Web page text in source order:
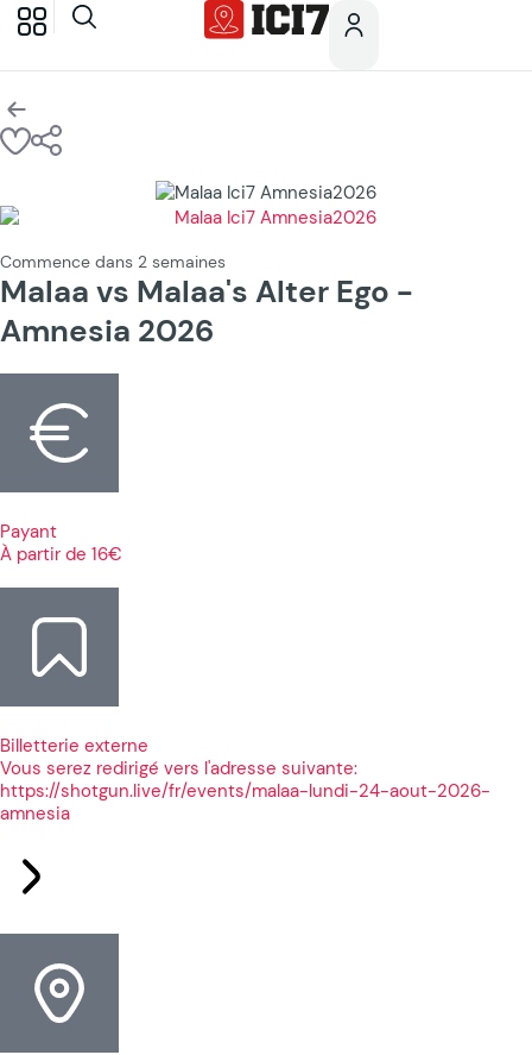
Commence dans 2 semaines
Malaa vs Malaa's Alter Ego -
Amnesia 2026
Payant
À partir de 16€
Billetterie externe
Vous serez redirigé vers l'adresse suivante:
https://shotgun.live/fr/events/malaa-lundi-24-aout-2026-
amnesia